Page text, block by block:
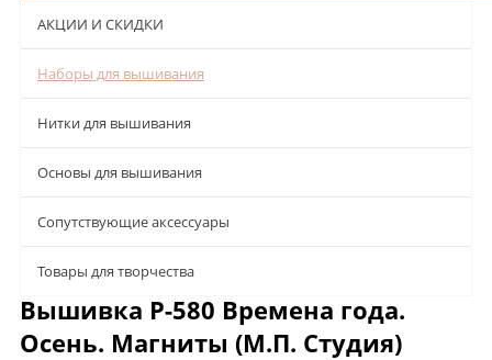
АКЦИИ И СКИДКИ
Наборы для вышивания
Нитки для вышивания
Основы для вышивания
Сопутствующие аксессуары
Товары для творчества
Вышивка Р-580 Времена года.
Осень. Магниты (М.П. Студия)